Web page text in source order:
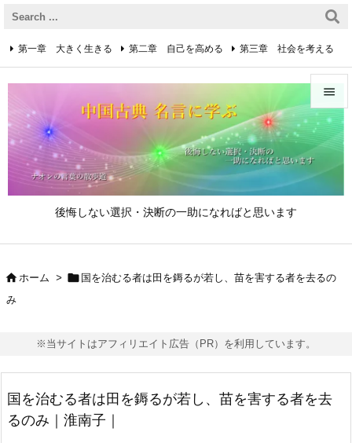
後悔しない選択・決断の一助になればと思います


メニュ


第一章 大きく生きる 第二章 自己を高める 第三章 社会を考える
第四章 着実に生きる 第五章 逆境を乗り越えるための心得
第六章 成功の心得 第七章 人と接するための心得
第八章 リーダーの心得
 ホーム >  国を治むる者は田を鎒るが若し、苗を害する者を去るの
み
※当サイトはアフィリエイト広告（PR）を利用しています。
国を治むる者は田を鎒るが若し、苗を害する者を去
るのみ｜淮南子｜